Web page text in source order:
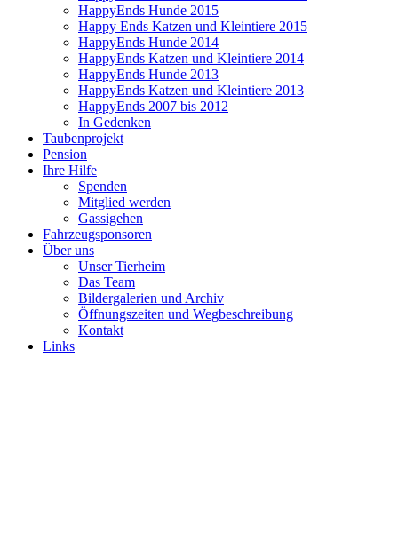
HappyEnds Hunde 2015
Happy Ends Katzen und Kleintiere 2015
HappyEnds Hunde 2014
HappyEnds Katzen und Kleintiere 2014
HappyEnds Hunde 2013
HappyEnds Katzen und Kleintiere 2013
HappyEnds 2007 bis 2012
In Gedenken
Taubenprojekt
Pension
Ihre Hilfe
Spenden
Mitglied werden
Gassigehen
Fahrzeugsponsoren
Über uns
Unser Tierheim
Das Team
Bildergalerien und Archiv
Öffnungszeiten und Wegbeschreibung
Kontakt
Links